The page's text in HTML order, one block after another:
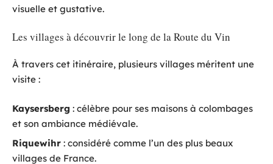
visuelle et gustative.
Les villages à découvrir le long de la Route du Vin
À travers cet itinéraire, plusieurs villages méritent une
visite :
Kaysersberg : célèbre pour ses maisons à colombages
et son ambiance médiévale.
Riquewihr : considéré comme l’un des plus beaux
villages de France.